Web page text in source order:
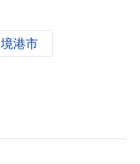
境港市